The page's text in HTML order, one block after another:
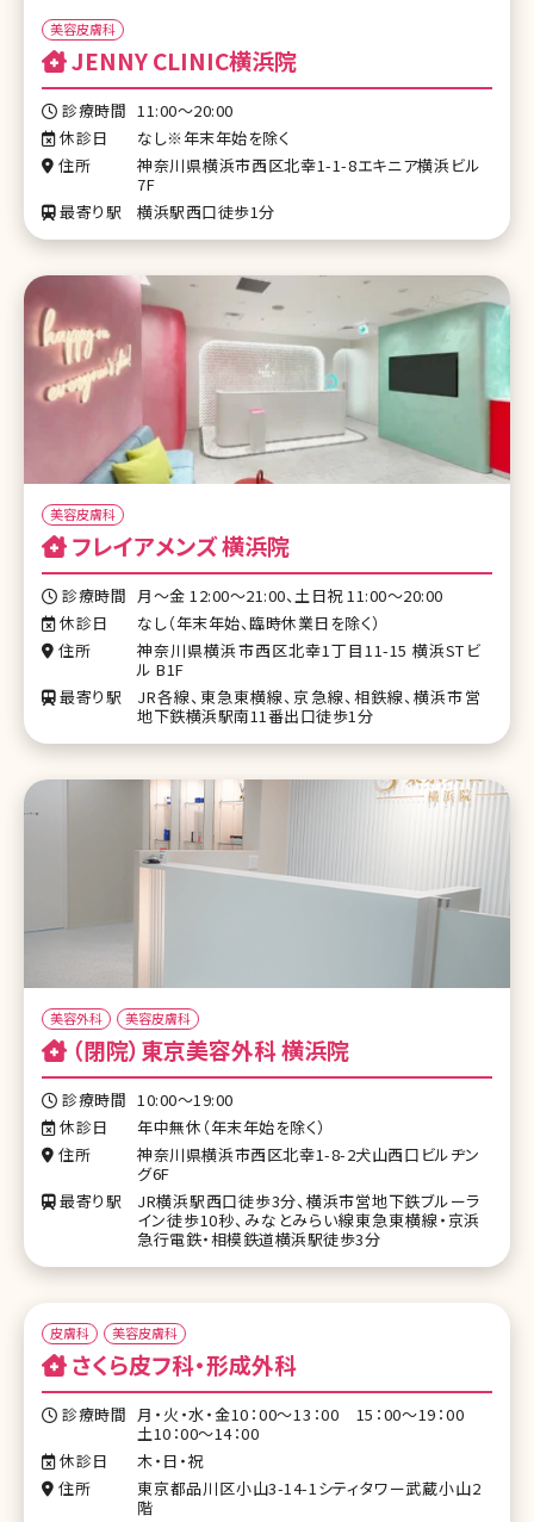
美容皮膚科
JENNY CLINIC横浜院
診療時間 11:00〜20:00
休診日
なし※年末年始を除く
住所
神奈川県横浜市西区北幸1-1-8エキニア横浜ビル
7F
最寄り駅
横浜駅西口徒歩1分
美容皮膚科
フレイアメンズ 横浜院
診療時間 月～金 12:00～21:00、土日祝 11:00～20:00
休診日
なし（年末年始、臨時休業日を除く）
住所
神奈川県横浜市西区北幸1丁目11-15 横浜STビ
ル B1F
最寄り駅
JR各線、東急東横線、京急線、相鉄線、横浜市営
地下鉄横浜駅南11番出口徒歩1分
美容外科 美容皮膚科
（閉院）東京美容外科 横浜院
診療時間 10:00～19:00
休診日
年中無休（年末年始を除く）
住所
神奈川県横浜市西区北幸1-8-2犬山西口ビルヂン
グ6F
最寄り駅
JR横浜駅西口徒歩3分、横浜市営地下鉄ブルーラ
イン徒歩10秒、みなとみらい線東急東横線・京浜
急行電鉄・相模鉄道横浜駅徒歩3分
皮膚科 美容皮膚科
さくら皮フ科・形成外科
診療時間 月・火・水・金10：00～13：00 15：00～19：00
土10：00～14：00
休診日
木・日・祝
住所
東京都品川区小山3-14-1シティタワー武蔵小山2
階